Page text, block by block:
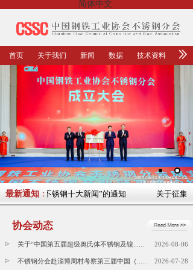
简体中文
首页 关于我们 新闻 数据 技术资料
最新通知 ：
年中国不锈钢十大新闻”的通知 关于征集
协会动态
关于“中国第五届超级奥氏体不锈钢及镍...... 2026-08-06
不锈钢分会赴淄博周村考察第三届中国（...... 2026-07-28